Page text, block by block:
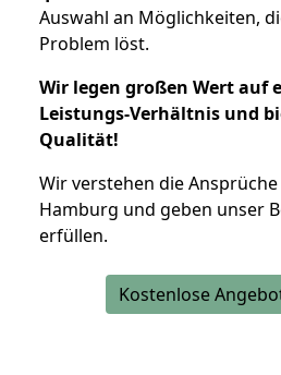
Auswahl an Möglichkeiten,
Problem löst.
Wir legen großen Wert auf
Leistungs-Verhältnis und
Qualität!
Wir verstehen die
Hamburg und geben unser
erfüllen.
Kostenlose